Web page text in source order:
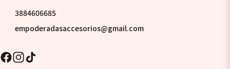
3884606685
empoderadasaccesorios@gmail.com